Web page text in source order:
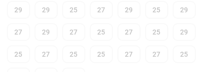
29 29 25 27 29 25 29
27 29 27 25 27 25 29
25 27 25 25 27 27 25